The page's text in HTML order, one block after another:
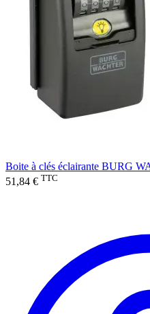
Boite à clés éclairante BURG
51,84 € TTC